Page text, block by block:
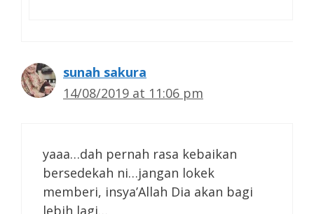
sunah sakura
14/08/2019 at 11:06 pm
yaaa…dah pernah rasa kebaikan
bersedekah ni…jangan lokek
memberi, insya’Allah Dia akan bagi
lebih lagi…